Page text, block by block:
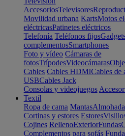
AccesoriosTelevisores
Movilidad urbana KartsMotos
eléctricasPatinetes eléctricos
Telefonía Teléfonos fijos
complementosSmartphones
Foto y vídeo Cámaras de
fotosTrípodesVideocámaras
Cables Cables HDMICables de
USBCables Jack
Consolas y videojuegos
Textil
Ropa de cama Mantas
Cortinas y estores Estores
Cojines RellenoExteriorFundas
Complementos para sofás